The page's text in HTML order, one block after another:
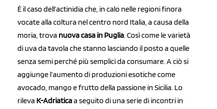
È il caso dell’actinidia che, in calo nelle regioni finora
vocate alla coltura nel centro nord Italia, a causa della
moria, trova nuova casa in Puglia. Così come le varietà
di uva da tavola che stanno lasciando il posto a quelle
senza semi perché più semplici da consumare. A ciò si
aggiunge l’aumento di produzioni esotiche come
avocado, mango e frutto della passione in Sicilia. Lo
rileva K-Adriaticaa seguito di una serie di incontri in